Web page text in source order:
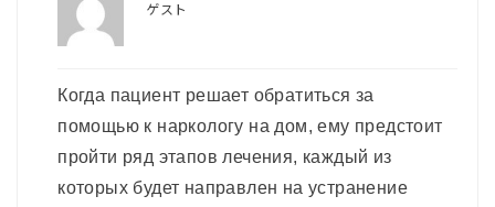
ゲスト
Когда пациент решает обратиться за
помощью к наркологу на дом, ему предстоит
пройти ряд этапов лечения, каждый из
которых будет направлен на устранение